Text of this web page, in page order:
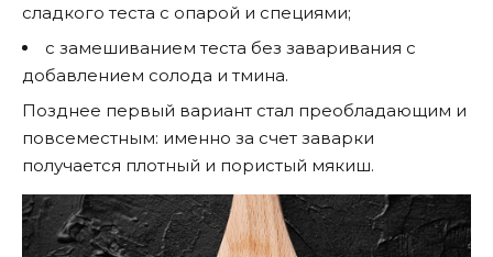
сладкого теста с опарой и специями;
с замешиванием теста без заваривания с
добавлением солода и тмина.
Позднее первый вариант стал преобладающим и
повсеместным: именно за счет заварки
получается плотный и пористый мякиш.